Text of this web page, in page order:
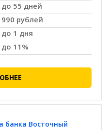
до 55 дней
990 рублей
до 1 дня
до 11%